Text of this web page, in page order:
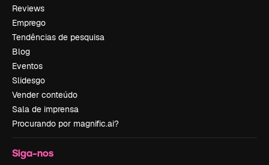
Reviews
Emprego
Tendências de pesquisa
Blog
Eventos
Slidesgo
Vender conteúdo
Sala de imprensa
Procurando por magnific.ai?
Siga-nos